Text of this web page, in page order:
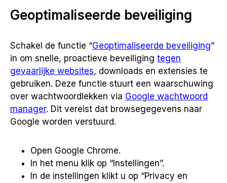
Geoptimaliseerde beveiliging
Schakel de functie “Geoptimaliseerde beveiliging”
in om snelle, proactieve beveiliging tegen
gevaarlijke websites, downloads en extensies te
gebruiken. Deze functie stuurt een waarschuwing
over wachtwoordlekken via Google wachtwoord
manager. Dit vereist dat browsegegevens naar
Google worden verstuurd.
Open Google Chrome.
In het menu klik op “Instellingen”.
In de instellingen klikt u op “Privacy en